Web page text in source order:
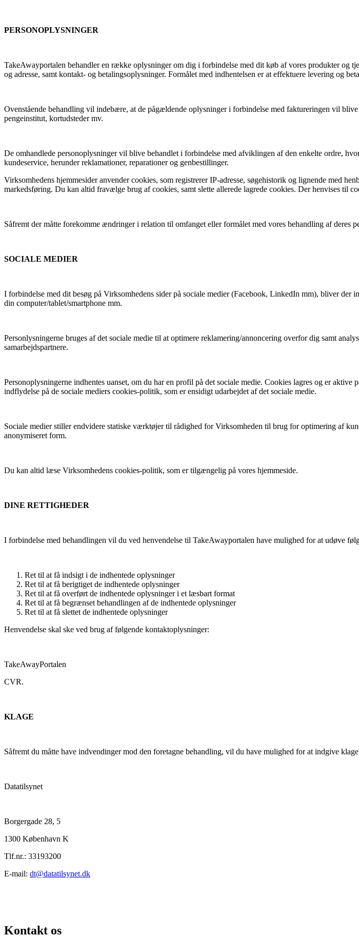
PERSONOPLYSNINGER
TakeAwayportalen behandler en række oplysninger om dig i forbindelse med dit køb af vores produkter og
og adresse, samt kontakt- og betalingsoplysninger. Formålet med indhentelsen er at effektuere levering og
Ovenstående behandling vil indebære, at de pågældende oplysninger i forbindelse med faktureringen vil
pengeinstitut, kortudsteder mv.
De omhandlede personoplysninger vil blive behandlet i forbindelse med afviklingen af den enkelte ordre,
kundeservice, herunder reklamationer, reparationer og genbestillinger.
Virksomhedens hjemmesider anvender cookies, som registrerer IP-adresse, søgehistorik og lignende med
markedsføring. Du kan altid fravælge brug af cookies, samt slette allerede lagrede cookies. Der henvises til
Såfremt der måtte forekomme ændringer i relation til omfanget eller formålet med vores behandling af
SOCIALE MEDIER
I forbindelse med dit besøg på Virksomhedens sider på sociale medier (Facebook, LinkedIn mm), bliver
din computer/tablet/smartphone mm.
Personlysningerne bruges af det sociale medie til at optimere reklamering/annoncering overfor dig samt
samarbejdspartnere.
Personoplysningerne indhentes uanset, om du har en profil på det sociale medie. Cookies lagres og er
indflydelse på de sociale mediers cookies-politik, som er ensidigt udarbejdet af det sociale medie.
Sociale medier stiller endvidere statiske værktøjer til rådighed for Virksomheden til brug for optimering af
anonymiseret form.
Du kan altid læse Virksomhedens cookies-politik, som er tilgængelig på vores hjemmeside.
DINE RETTIGHEDER
I forbindelse med behandlingen vil du ved henvendelse til TakeAwayportalen have mulighed for at udøve
Ret til at få indsigt i de indhentede oplysninger
Ret til at få berigtiget de indhentede oplysninger
Ret til at få overført de indhentede oplysninger i et læsbart format
Ret til at få begrænset behandlingen af de indhentede oplysninger
Ret til at få slettet de indhentede oplysninger
Henvendelse skal ske ved brug af følgende kontaktoplysninger:
TakeAwayPortalen
CVR.
KLAGE
Såfremt du måtte have indvendinger mod den foretagne behandling, vil du have mulighed for at indgive
Datatilsynet
Borgergade 28, 5
1300 København K
Tlf.nr.: 33193200
E-mail: dt@datatilsynet.dk
Kontakt os